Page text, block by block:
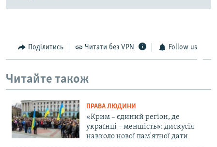
Поділитись Читати без VPN Follow us
Читайте також
ПРАВА ЛЮДИНИ
«Крим – єдиний регіон, де
українці – меншість»: дискусія
навколо нової пам'ятної дати